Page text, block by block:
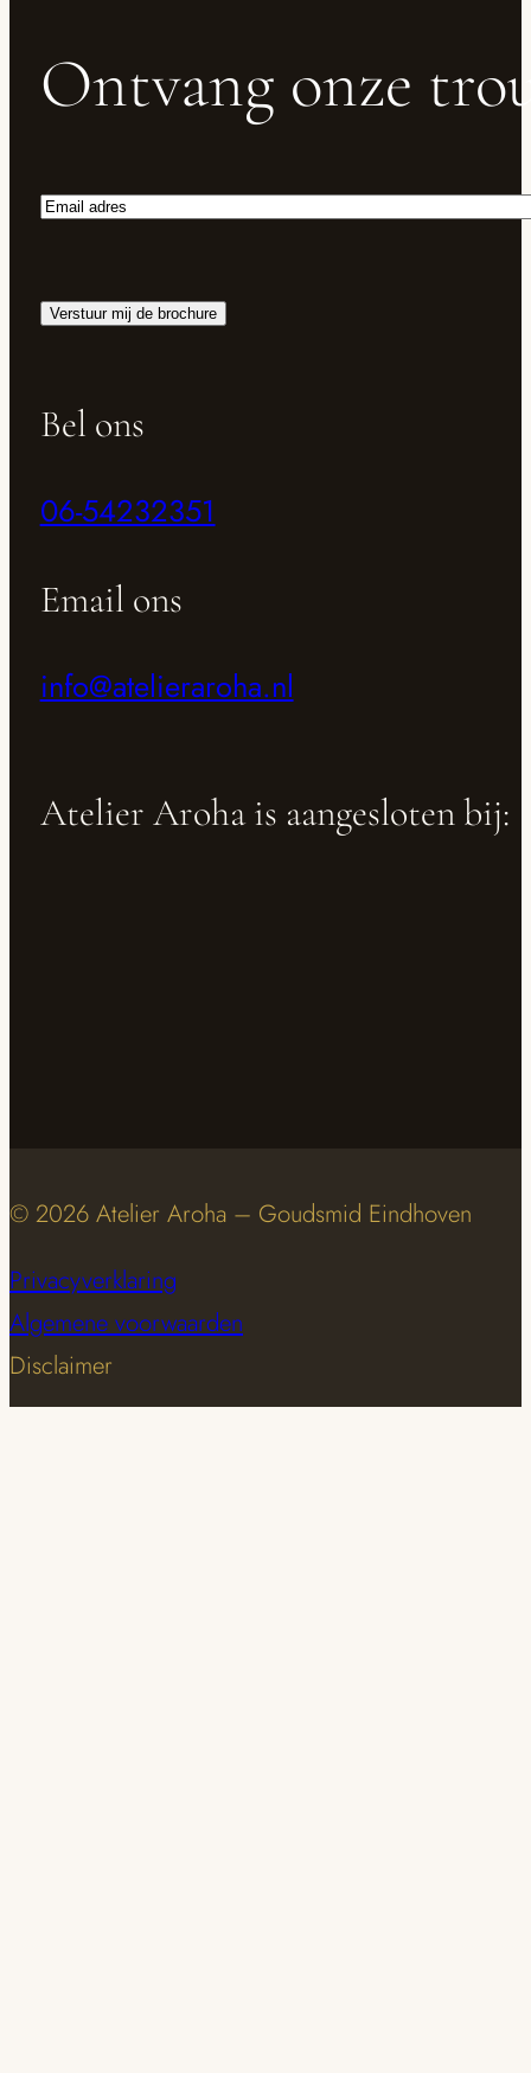
Ontvang onze
Email
Verstuur mij de brochure
Bel ons
06-54232351
Email ons
info@atelieraroha.nl
Atelier Aroha is aangesloten bij:
© 2026 Atelier Aroha – Goudsmid Eindhoven
Privacyverklaring
Algemene voorwaarden
Disclaimer